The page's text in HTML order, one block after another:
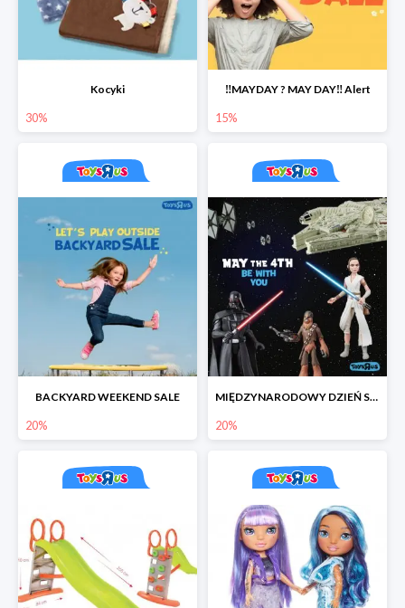
Kocyki
30%
‼️MAYDAY ? MAY DAY‼️ Alert
15%
BACKYARD WEEKEND SALE
20%
MIĘDZYNARODOWY DZIEŃ STAR WARS
20%